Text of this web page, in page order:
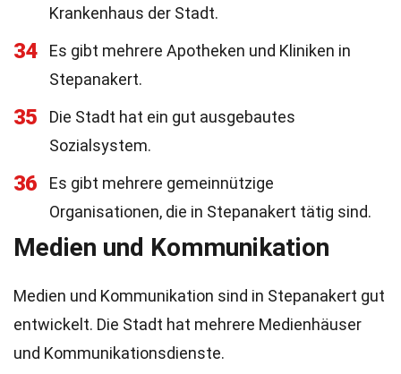
Krankenhaus der Stadt.
34
Es gibt mehrere Apotheken und Kliniken in
Stepanakert.
35
Die Stadt hat ein gut ausgebautes
Sozialsystem.
36
Es gibt mehrere gemeinnützige
Organisationen, die in Stepanakert tätig sind.
Medien und Kommunikation
Medien und Kommunikation sind in Stepanakert gut
entwickelt. Die Stadt hat mehrere Medienhäuser
und Kommunikationsdienste.